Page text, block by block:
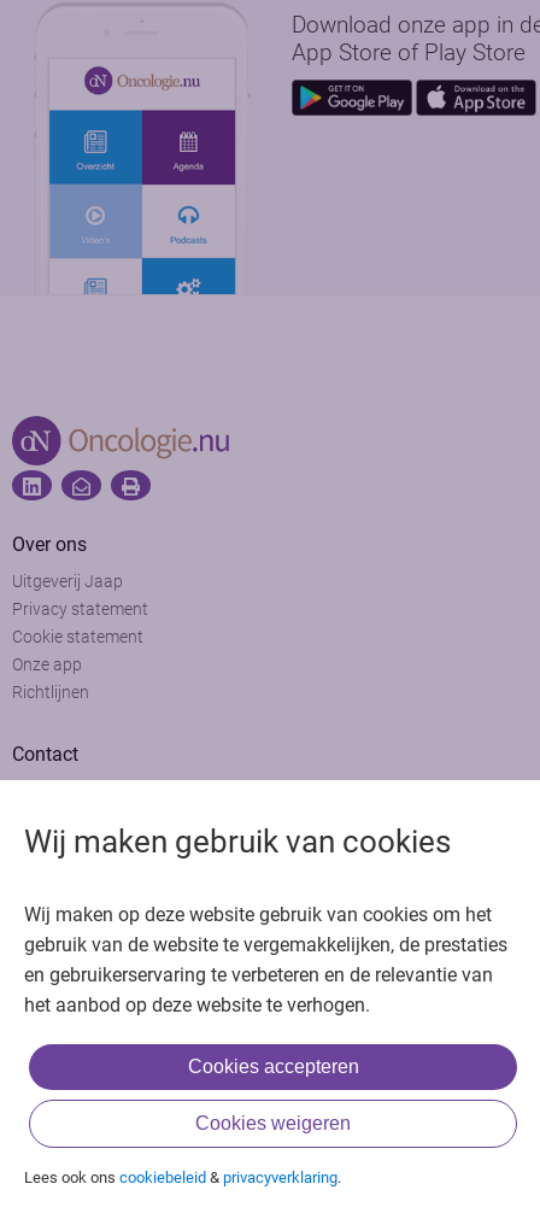
Wij maken gebruik van cookies
Wij maken op deze website gebruik van cookies om het
gebruik van de website te vergemakkelijken, de prestaties
en gebruikerservaring te verbeteren en de relevantie van
het aanbod op deze website te verhogen.
Cookies accepteren
Cookies weigeren
Lees ook ons cookiebeleid & privacyverklaring.
Bedankt voor het bezoeken van Oncologie.nu
Krijg gratis toegang in 30 seconden of log in om verder te gaan
of
Inloggen met BIG & achternaam
Inloggen met een account
Download onze app in
App Store of Play Store
Over ons
Uitgeverij Jaap
Privacy statement
Cookie statement
Onze app
Richtlijnen
Contact
Adverteren
Copyright © 2026. Uitgeverij Jaap. Alle rechten voorbehouden.